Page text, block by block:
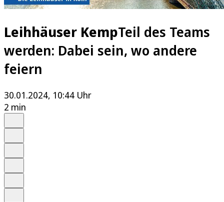
Leihhäuser KempTeil des Teams
werden: Dabei sein, wo andere
feiern
30.01.2024, 10:44 Uhr
2 min